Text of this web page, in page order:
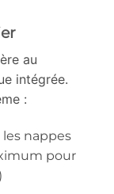
au
intégrée.
:
nappes
pour